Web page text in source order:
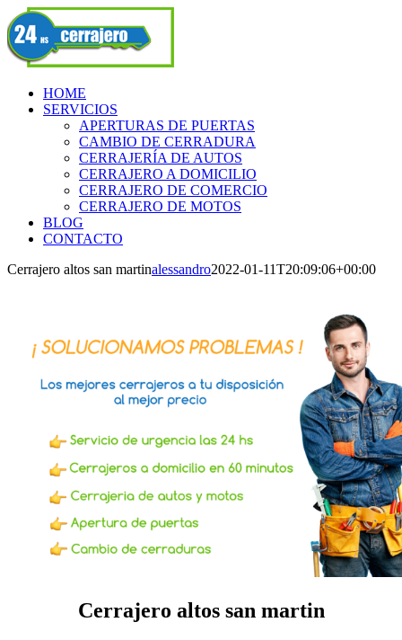
Skip
to
content
Facebook
HOME
SERVICIOS
APERTURAS DE PUERTAS
CAMBIO DE CERRADURA
CERRAJERÍA DE AUTOS
CERRAJERO A DOMICILIO
CERRAJERO DE COMERCIO
CERRAJERO DE MOTOS
BLOG
CONTACTO
Cerrajero altos san martinalessandro2022-01-11T20:09:06+00:00
Cerrajero altos san martin